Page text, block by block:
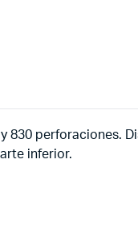
830 perforaciones.
inferior.